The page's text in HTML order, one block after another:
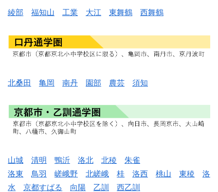
綾部 福知山 工業 大江 東舞鶴 西舞鶴
北桑田 亀岡 南丹 園部 農芸 須知
山城 清明 鴨沂 洛北 北稜
朱雀
洛東
鳥羽 嵯峨野 北嵯峨 桂 洛西 桃山 東稜
洛
水
京都すばる 向陽 乙訓 西乙訓